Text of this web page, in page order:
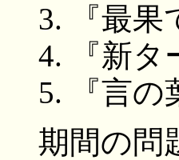
『最
『新
『言の
期間の問